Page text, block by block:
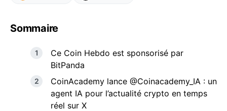
Sommaire
Ce Coin Hebdo est sponsorisé par
BitPanda
CoinAcademy lance @Coinacademy_IA : un
agent IA pour l’actualité crypto en temps
réel sur X